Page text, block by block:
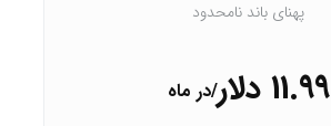
پهنای باند نامحدود
11.99 دلار /در ماه